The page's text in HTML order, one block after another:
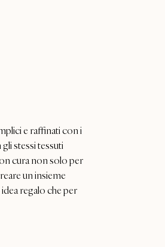
e raffinati con i
stessi tessuti
cura non solo per
un insieme
regalo che per